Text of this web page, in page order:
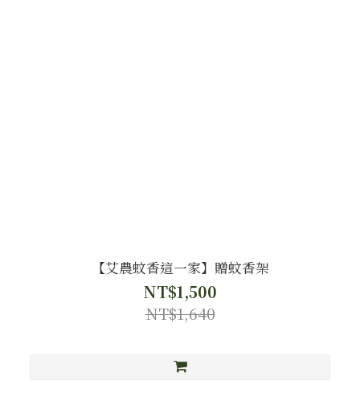
【艾農蚊香這一家】贈蚊香架
NT$1,500
NT$1,640